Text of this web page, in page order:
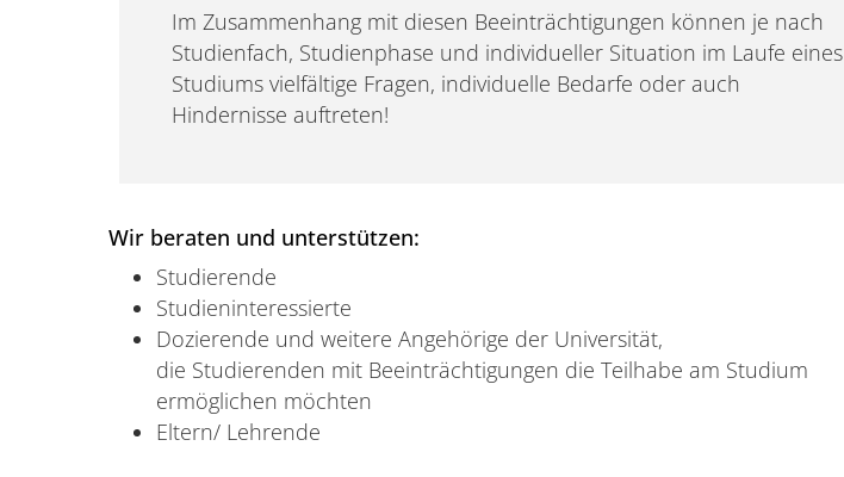
Im Zusammenhang mit diesen Beeinträchtigungen können je nach
Studienfach, Studienphase und individueller Situation im Laufe eines
Studiums vielfältige Fragen, individuelle Bedarfe oder auch
Hindernisse auftreten!
Wir beraten und unterstützen:
Studierende
Studieninteressierte
Dozierende und weitere Angehörige der Universität,
die Studierenden mit Beeinträchtigungen die Teilhabe am Studium
ermöglichen möchten
Eltern/ Lehrende